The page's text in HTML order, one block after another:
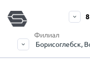
Филиал
Борисоглебск,